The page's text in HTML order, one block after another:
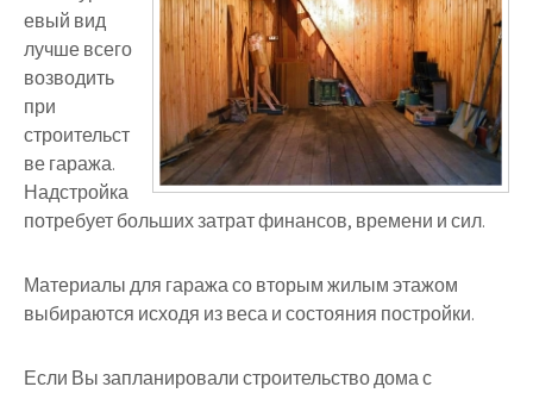
евый вид
лучше всего
возводить
при
строительст
ве гаража.
Надстройка
потребует больших затрат финансов, времени и сил.
Материалы для гаража со вторым жилым этажом
выбираются исходя из веса и состояния постройки.
Если Вы запланировали строительство дома с